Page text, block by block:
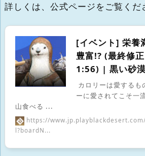
詳しくは、公式ページをご覧くだ
[イベント] 栄養
豊富!? (最終修
1:56) | 黒い砂
カロリーは愛する
ーに愛されてこそ一
山食べる ...
https://
l?boardN...